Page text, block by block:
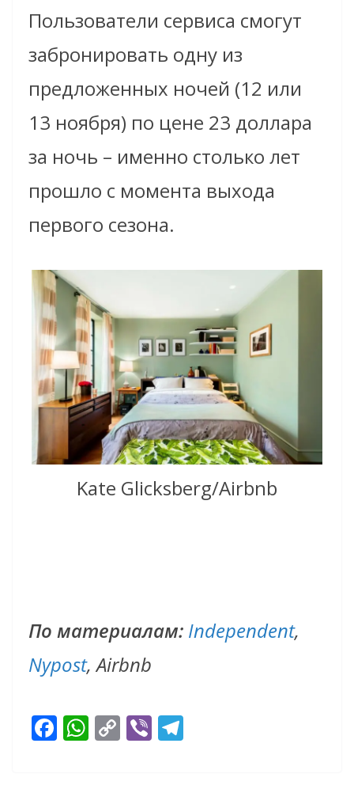
Пользователи сервиса смогут
забронировать одну из
предложенных ночей (12 или
13 ноября) по цене 23 доллара
за ночь – именно столько лет
прошло с момента выхода
первого сезона.
Kate Glicksberg/Airbnb
По материалам: Independent,
Nypost, Airbnb
F W C Vi